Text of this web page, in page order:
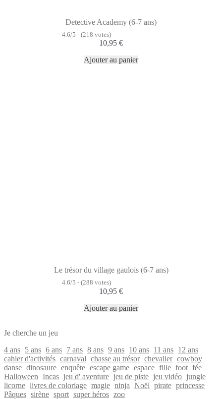
Detective Academy (6-7 ans)
4.6/5 - (218 votes)
10,95 €
Ajouter au panier
Le trésor du village gaulois (6-7 ans)
4.6/5 - (288 votes)
10,95 €
Ajouter au panier
Je cherche un jeu
4 ans 5 ans 6 ans 7 ans 8 ans 9 ans 10 ans 11 ans 12 ans
cahier d'activités carnaval chasse au trésor chevalier cowboy
danse dinosaure enquête escape game espace fille foot fée
Halloween Incas jeu d' aventure jeu de piste jeu vidéo jungle
licorne livres de coloriage magie ninja Noël pirate princesse
Pâques sirène sport super héros zoo